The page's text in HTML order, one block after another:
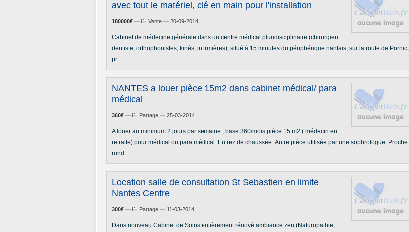
avec tout le matériel, clé en main pour l'installation
180000€ — Vente — 20-09-2014
Cabinet de médecine générale dans un centre médical pluridisciplinaire (chirurgien
dentiste, orthophonistes, kinés, infirmières), situé à 15 minutes du périphérique nantais, sur la route de Pornic,
pr...
NANTES a louer pièce 15m2 dans cabinet médical/ para
médical
360€ — Partage — 25-03-2014
A louer au minimum 2 jours par semaine , base 360/mois pièce 15 m2 ( médecin en
retraite) pour médical ou para médical. En rez de chaussée .Autre pièce utilisée par une sophrologue. Proche
rond ...
Location salle de consultation St Sebastien en limite
Nantes Centre
300€ — Partage — 11-03-2014
Dans nouveau Cabinet de Soins entièrement rénové ambiance zen (Naturopathie,